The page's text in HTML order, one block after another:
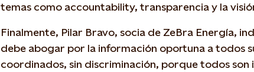
temas como accountability, transparencia y la
Finalmente, Pilar Bravo, socia de ZeBra Energía,
debe abogar por la información oportuna a todos
coordinados, sin discriminación, porque todos son